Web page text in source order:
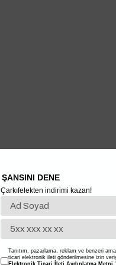
ŞANSINI DENE
Çarkıfelekten indirimi kazan!
Tanıtım, pazarlama, reklam ve benzeri
ticari elektronik ileti gönderilmesine izin
Elektronik Ticari İleti Aydınlatma Metni